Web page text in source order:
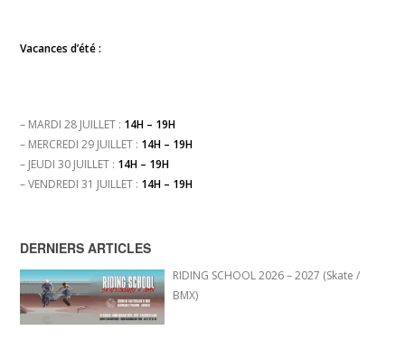
Vacances d’été :
– MARDI 28 JUILLET : 14H – 19H
– MERCREDI 29 JUILLET : 14H – 19H
– JEUDI 30 JUILLET : 14H – 19H
– VENDREDI 31 JUILLET : 14H – 19H
DERNIERS ARTICLES
RIDING SCHOOL 2026 – 2027 (Skate /
BMX)